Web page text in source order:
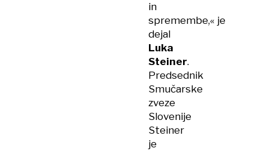
in
spremembe,« je
dejal
Luka
Steiner.
Predsednik
Smučarske
zveze
Slovenije
Steiner
je